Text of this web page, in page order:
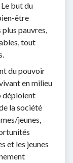
but du
être
pauvres,
tout
du pouvoir
en milieu
déploient
la société
jeunes,
et les jeunes